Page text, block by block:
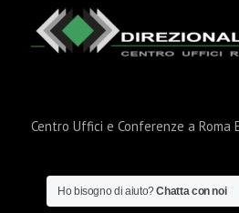
Centro Uffici e Conferenze a Roma
Ho bisogno di aiuto?Chatta con noi